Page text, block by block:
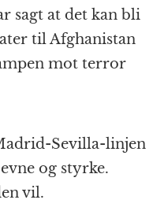
sagt at det kan bli
til Afghanistan
mot terror
Sevilla-linjen
og styrke.
vil.